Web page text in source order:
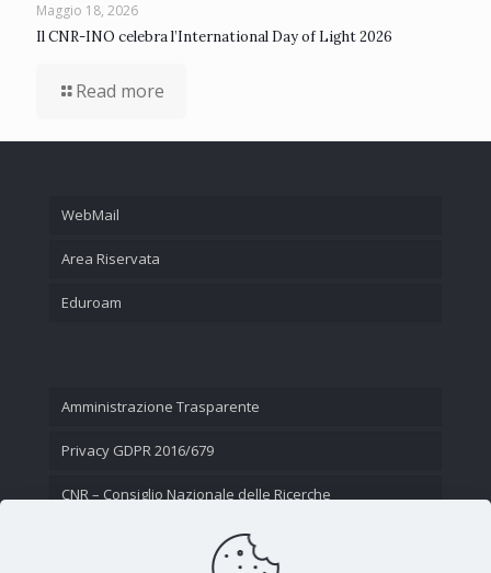
Maggio 18, 2026
Il CNR-INO celebra l’International Day of Light 2026
Read more
WebMail
Area Riservata
Eduroam
Amministrazione Trasparente
Privacy GDPR 2016/679
CNR – Consiglio Nazionale delle Ricerche